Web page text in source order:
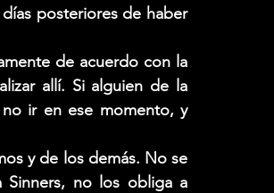
posteriores de haber
de acuerdo con la
allí. Si alguien de la
ir en ese momento, y
y de los demás. No se
Sinners, no los obliga a